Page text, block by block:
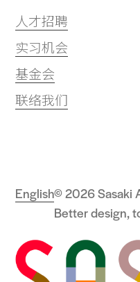
人才招聘
实习机会
基金会
联络我们
© 2026 Sasaki
Better design,
English